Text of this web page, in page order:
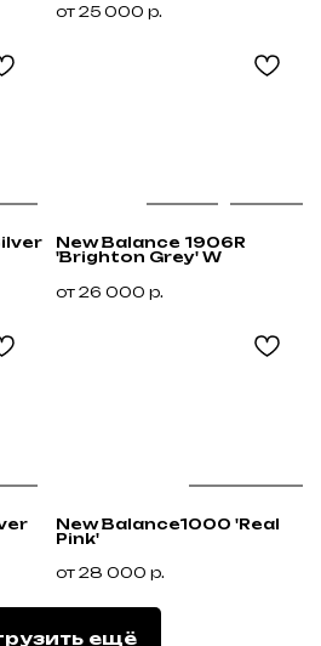
от 25 000 р.
New Balance 1906R
'Brighton Grey' W
от 26 000 р.
New Balance1000 'Real
Pink'
от 28 000 р.
ещё